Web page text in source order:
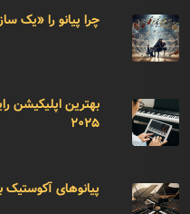
چرا پیانو را «یک
بهترین اپلیکیشن
۲۰۲۵
پیانوهای آکوستیک